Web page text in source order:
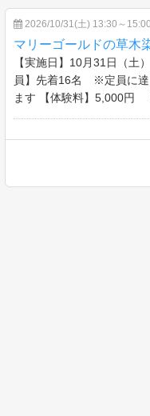
2026/10/31(土) 13:30～15:00
マリーゴールドの草木
【実施日】10月31日（
員】先着16名 ※定員に達
ます 【体験料】5,000円